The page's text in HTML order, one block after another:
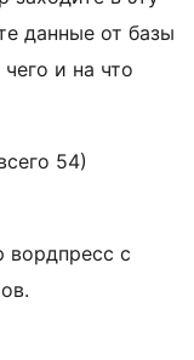
данные от базы
и на что
54)
вордпресс с